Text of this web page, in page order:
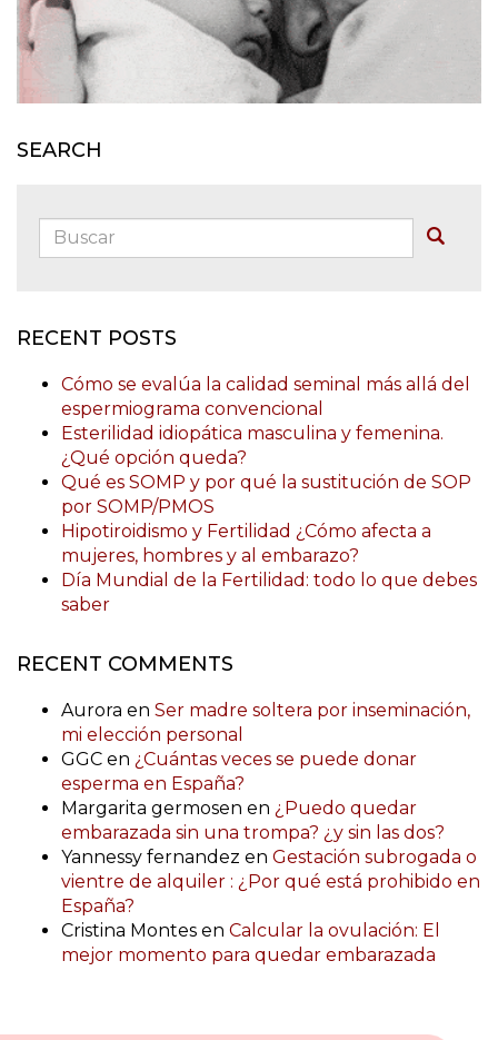
SEARCH
Buscar:
RECENT POSTS
Cómo se evalúa la calidad seminal más allá del
espermiograma convencional
Esterilidad idiopática masculina y femenina.
¿Qué opción queda?
Qué es SOMP y por qué la sustitución de SOP
por SOMP/PMOS
Hipotiroidismo y Fertilidad ¿Cómo afecta a
mujeres, hombres y al embarazo?
Día Mundial de la Fertilidad: todo lo que debes
saber
RECENT COMMENTS
Aurora en Ser madre soltera por inseminación,
mi elección personal
GGC en ¿Cuántas veces se puede donar
esperma en España?
Margarita germosen en ¿Puedo quedar
embarazada sin una trompa? ¿y sin las dos?
Yannessy fernandez en Gestación subrogada o
vientre de alquiler : ¿Por qué está prohibido en
España?
Cristina Montes en Calcular la ovulación: El
mejor momento para quedar embarazada